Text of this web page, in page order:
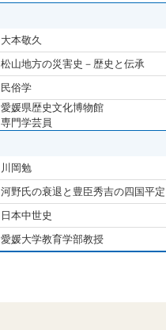
大本敬久
松山地方の災害史－歴史と伝承
民俗学
愛媛県歴史文化博物館
専門学芸員
川岡勉
河野氏の衰退と豊臣秀吉の四国平定
日本中世史
愛媛大学教育学部教授